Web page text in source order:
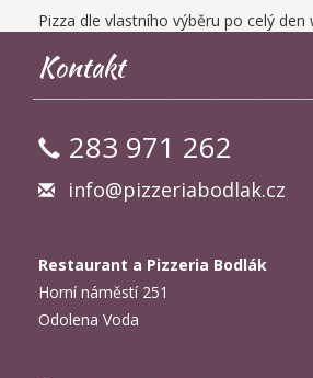
Pizza dle vlastního výběru po celý den
Kontakt
283 971 262
info@pizzeriabodlak.cz
Restaurant a Pizzeria Bodlák
Horní náměstí 251
Odolena Voda